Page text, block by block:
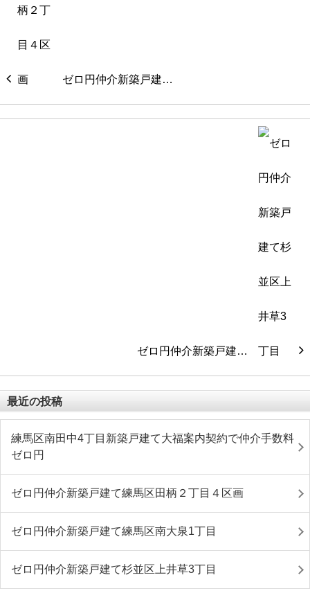
ゼロ円仲介新築戸建…
ゼロ円仲介新築戸建…
最近の投稿
練馬区南田中4丁目新築戸建て大福案内契約で仲介手数料
ゼロ円
ゼロ円仲介新築戸建て練馬区田柄２丁目４区画
ゼロ円仲介新築戸建て練馬区南大泉1丁目
ゼロ円仲介新築戸建て杉並区上井草3丁目